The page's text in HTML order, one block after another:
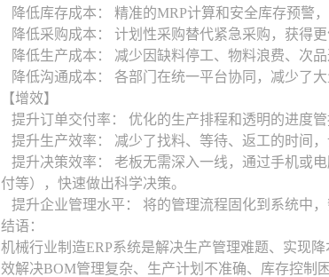
降低库存成本： 精准的MRP计算和安全库存预警
降低采购成本： 计划性采购替代紧急采购，获得更
降低生产成本： 减少因缺料停工、物料浪费、次
降低沟通成本： 各部门在统一平台协同，减少了
【增效】
提升订单交付率： 优化的生产排程和透明的进度
提升生产效率： 减少了找料、等待、返工的时间
提升决策效率： 老板无需深入一线，通过手机或
付等），快速做出科学决策。
提升企业管理水平： 将的管理流程固化到系统中
结语：
机械行业制造ERP系统是解决生产管理难题、实现
效解决BOM管理复杂、生产计划不准确、库存控制